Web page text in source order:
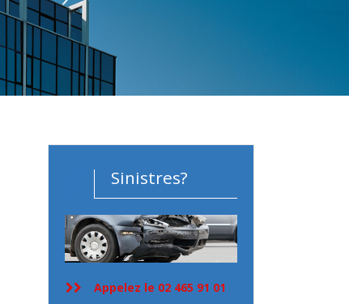
Sinistres?
Appelez le 02 465 91 01